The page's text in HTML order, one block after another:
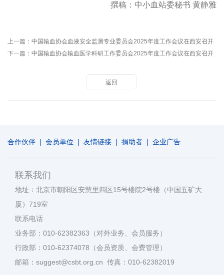
撰稿：中小血站委秘书 黄静雅
上一篇： 中国输血协会血液安全监测专业委员会2025年度工作会议在西安召开
下一篇： 中国输血协会输血医学科研工作委员会2025年度工作会议在西安召开
返回
合作伙伴 | 会员单位 | 友情链接 | 捐助者 | 企业广告
联系我们
地址：北京市朝阳区安慧里四区15号楼院2号楼（中国五矿大
厦）719室
联系电话
业务部：010-62382363（对外业务、会员服务）
行政部：010-62374078（会员资质、会费管理）
邮箱：suggest@csbt.org.cn 传真：010-62382019